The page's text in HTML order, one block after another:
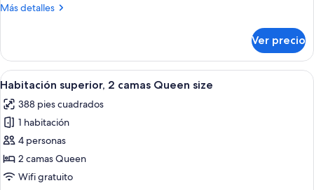
camas
Más detalles
Más
clásica,
camas
Ver precio
Abrir
todas
las
fotos
de
Habitación
superior,
Una habitación de hotel con dos
4
Habitación superior, 2 camas Queen size
388 pies cuadrados
1 habitación
4 personas
2 camas Queen
Wifi gratuito